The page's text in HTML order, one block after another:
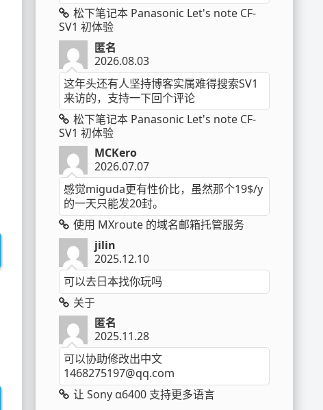
松下笔记本 Panasonic Let's note CF-
SV1 初体验
匿名
2026.08.03
这年头还有人坚持博客实属难得搜索SV1
来访的，支持一下回个评论
松下笔记本 Panasonic Let's note CF-
SV1 初体验
MCKero
2026.07.07
感觉miguda更有性价比，虽然那个19$/y
的一天只能发20封。
使用 MXroute 的域名邮箱托管服务
jilin
2025.12.10
可以去日本找你玩吗
关于
匿名
2025.11.28
可以协助修改出中文
1468275197@qq.com
让 Sony α6400 支持更多语言